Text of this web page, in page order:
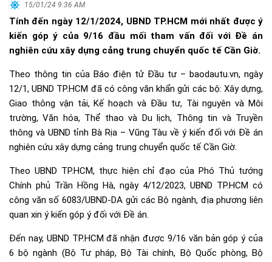
15/01/24 9:36 AM
Tính đến ngày 12/1/2024, UBND TP.HCM mới nhất được ý
kiến góp ý của 9/16 đầu mối tham vấn đối với Đề án
nghiên cứu xây dựng cảng trung chuyển quốc tế Cần Giờ.
Theo thông tin của Báo điện tử Đầu tư – baodautu.vn, ngày
12/1, UBND TP.HCM đã có công văn khẩn gửi các bộ: Xây dựng,
Giao thông vận tải, Kế hoạch và Đầu tư, Tài nguyên và Môi
trường, Văn hóa, Thể thao và Du lịch, Thông tin và Truyền
thông và UBND tỉnh Bà Rịa – Vũng Tàu về ý kiến đối với Đề án
nghiên cứu xây dựng cảng trung chuyển quốc tế Cần Giờ.
Theo UBND TP.HCM, thực hiện chỉ đạo của Phó Thủ tướng
Chính phủ Trần Hồng Hà, ngày 4/12/2023, UBND TP.HCM có
công văn số 6083/UBND-DA gửi các Bộ ngành, địa phương liên
quan xin ý kiến góp ý đối với Đề án.
Đến nay, UBND TP.HCM đã nhận được 9/16 văn bản góp ý của
6 bộ ngành (Bộ Tư pháp, Bộ Tài chính, Bộ Quốc phòng, Bộ